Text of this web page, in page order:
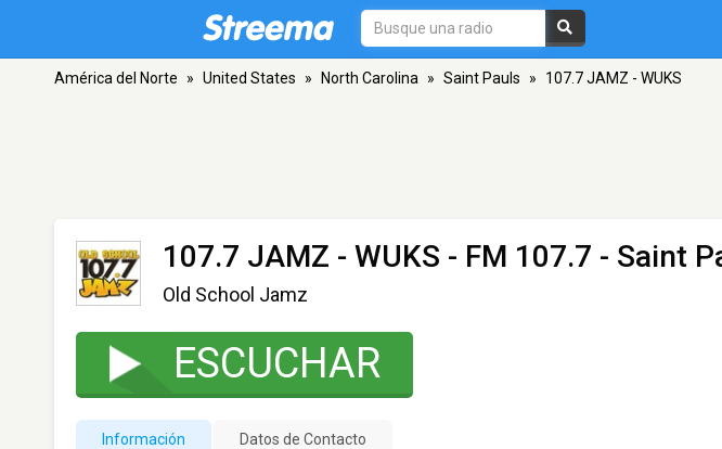
América del Norte » United States » North Carolina » Saint Pauls » 107.7 JAMZ - WUKS
107.7 JAMZ - WUKS - FM 107.7 - Saint
Old School Jamz
ESCUCHAR
Información Datos de Contacto